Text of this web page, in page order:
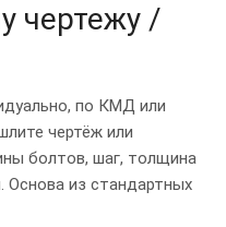
чертежу /
по КМД или
чертёж или
болтов, шаг, толщина
Основа из стандартных